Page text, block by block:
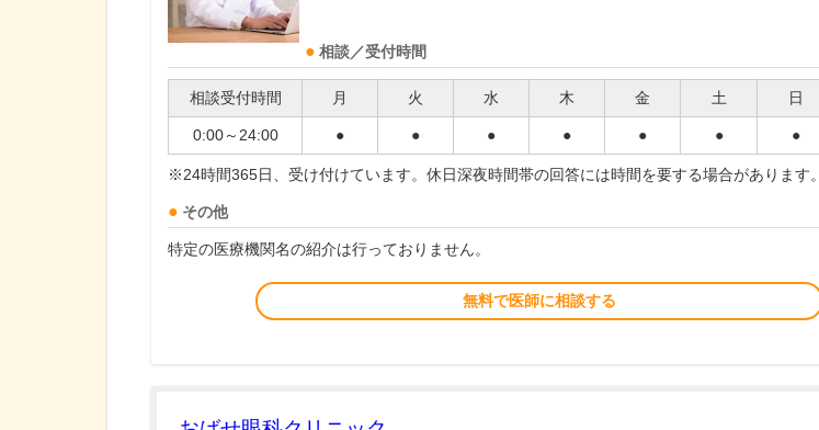
相談／受付時間
相談受付時間 月 火 水 木 金 土 日
0:00～24:00 ● ● ● ● ● ● ●
※24時間365日、受け付けています。休日深夜時間帯の回答には時間を要する場合があります。
その他
特定の医療機関名の紹介は行っておりません。
無料で医師に相談する